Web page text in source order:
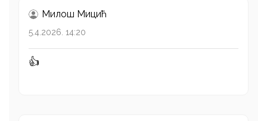
Милош Mицић
5.4.2026. 14:20
👍